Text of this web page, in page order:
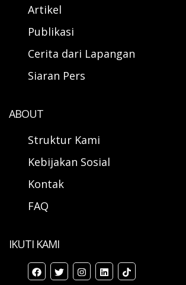
Artikel
Publikasi
Cerita dari Lapangan
Siaran Pers
ABOUT
Struktur Kami
Kebijakan Sosial
Kontak
FAQ
IKUTI KAMI